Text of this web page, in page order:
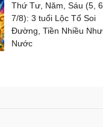
Thứ Tư, Năm, Sáu (5, 6,
7/8): 3 tuổi Lộc Tổ Soi
Đường, Tiền Nhiều Như
Nước